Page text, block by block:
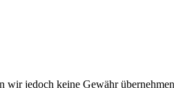
jedoch keine Gewähr